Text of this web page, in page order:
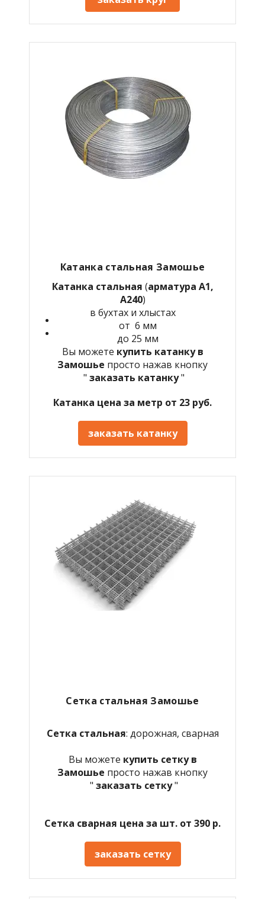
Катанка стальная Замошье
Катанка стальная (арматура А1,
А240)
в бухтах и хлыстах
от 6 мм
до 25 мм
Вы можете купить катанку в
Замошье просто нажав кнопку
" заказать катанку"
Катанка цена за метр от 23 руб.
заказать катанку
Сетка стальная Замошье
Сетка стальная: дорожная, сварная
Вы можете купить сетку в
Замошье просто нажав кнопку
" заказать сетку"
Сетка сварная цена за шт. от 390 р.
заказать сетку